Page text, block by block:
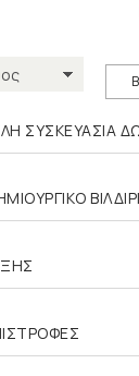
ΣΥΣΚΕΥΑΣΙΑ